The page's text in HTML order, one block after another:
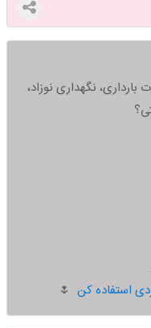
7%
نگهداری نوزاد،
🌷